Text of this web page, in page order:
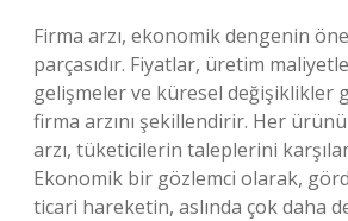
Firma arzı, ekonomik dengenin
parçasıdır. Fiyatlar, üretim
gelişmeler ve küresel değişiklikler
firma arzını şekillendirir. Her
arzı, tüketicilerin taleplerini
Ekonomik bir gözlemci olarak,
ticari hareketin, aslında çok daha